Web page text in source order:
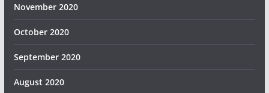
November 2020
October 2020
September 2020
August 2020